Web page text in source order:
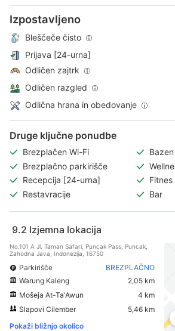
Izpostavljeno
Bleščeče čisto
Prijava [24-urna]
Odličen zajtrk
Odličen razgled
Odlična hrana in obedovanje
Druge ključne ponudbe
Brezplačen Wi-Fi
Brezplačno parkirišče
Recepcija [24-urna]
Restavracije
Bar
9.2 Izjemna lokacija
No.101 A Jl. Taman Safari, Puncak Pass, Puncak,
Zahodna Java, Indonezija, 16750
Parkirišče
BREZPLAČNO
Warung Kaleng
2,05 km
Mošeja At-Ta'Awun
4 km
Slapovi Cilember
5,46 km
Pokaži bližnjo okolico